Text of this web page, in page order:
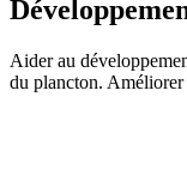
Aider au
du plancton. Améliorer